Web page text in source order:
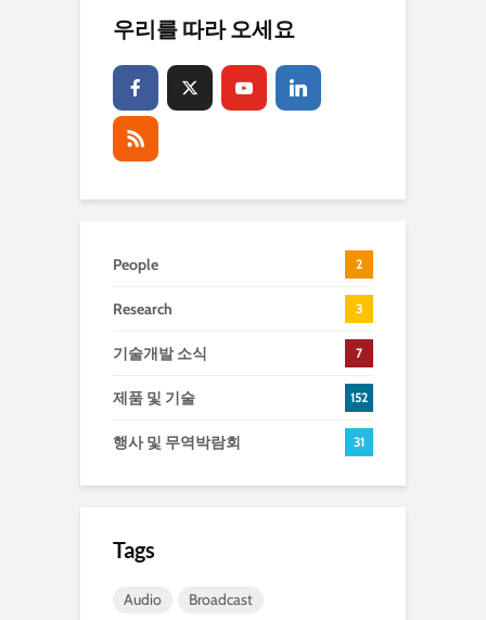
우리를 따라 오세요
People 2
Research 3
기술개발 소식 7
제품 및 기술 152
행사 및 무역박람회 31
Tags
Audio
Broadcast